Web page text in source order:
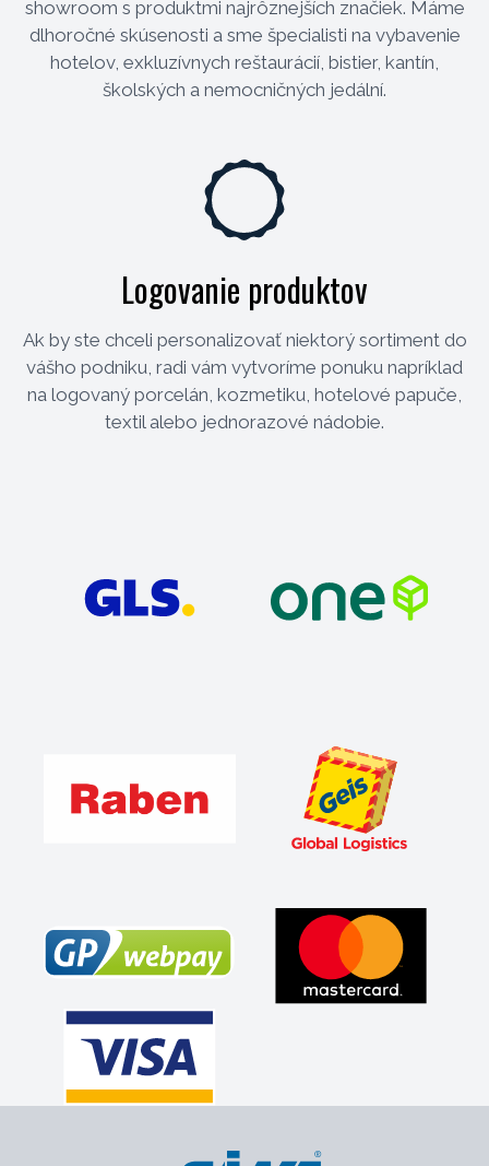
showroom s produktmi najrôznejších značiek. Máme
dlhoročné skúsenosti a sme špecialisti na vybavenie
hotelov, exkluzívnych reštaurácií, bistier, kantín,
školských a nemocničných jedální.
Logovanie produktov
Ak by ste chceli personalizovať niektorý sortiment do
vášho podniku, radi vám vytvoríme ponuku napríklad
na logovaný porcelán, kozmetiku, hotelové papuče,
textil alebo jednorazové nádobie.